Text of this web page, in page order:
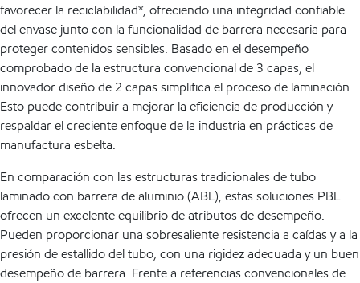
favorecer la reciclabilidad*, ofreciendo una integridad confiable
del envase junto con la funcionalidad de barrera necesaria para
proteger contenidos sensibles. Basado en el desempeño
comprobado de la estructura convencional de 3 capas, el
innovador diseño de 2 capas simplifica el proceso de laminación.
Esto puede contribuir a mejorar la eficiencia de producción y
respaldar el creciente enfoque de la industria en prácticas de
manufactura esbelta.
En comparación con las estructuras tradicionales de tubo
laminado con barrera de aluminio (ABL), estas soluciones PBL
ofrecen un excelente equilibrio de atributos de desempeño.
Pueden proporcionar una sobresaliente resistencia a caídas y a la
presión de estallido del tubo, con una rigidez adecuada y un buen
desempeño de barrera. Frente a referencias convencionales de